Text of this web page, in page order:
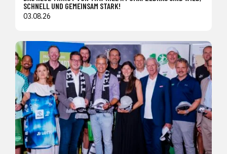
SCHNELL UND GEMEINSAM STARK!
03.08.26